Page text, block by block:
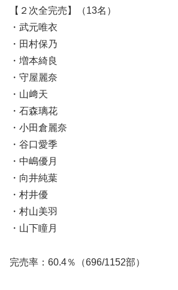
【２次全完売】（13名）
・武元唯衣
・田村保乃
・増本綺良
・守屋麗奈
・山﨑天
・石森璃花
・小田倉麗奈
・谷口愛季
・中嶋優月
・向井純葉
・村井優
・村山美羽
・山下瞳月
完売率：60.4％（696/1152部）